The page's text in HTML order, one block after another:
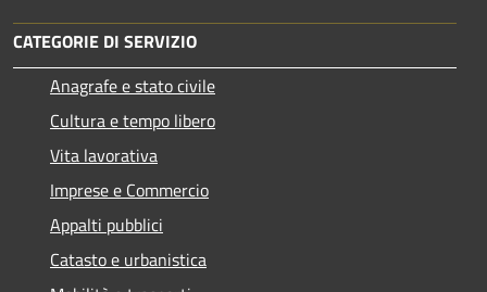
CATEGORIE DI SERVIZIO
Anagrafe e stato civile
Cultura e tempo libero
Vita lavorativa
Imprese e Commercio
Appalti pubblici
Catasto e urbanistica